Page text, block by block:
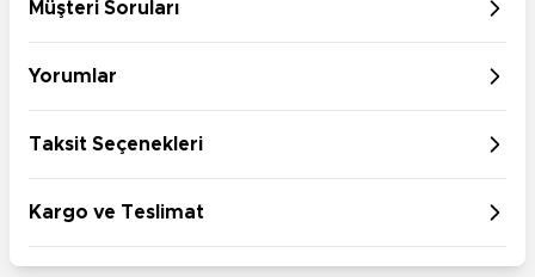
Müşteri Soruları
Yorumlar
Taksit Seçenekleri
Kargo ve Teslimat